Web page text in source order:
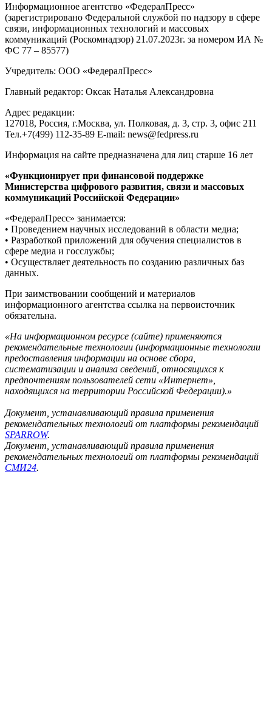
Информационное агентство «ФедералПресс»
(зарегистрировано Федеральной службой по надзору в сфере
связи, информационных технологий и массовых
коммуникаций (Роскомнадзор) 21.07.2023г. за номером ИА №
ФС 77 – 85577)
Учредитель: ООО «ФедералПресс»
Главный редактор: Оксак Наталья Александровна
Адрес редакции:
127018, Россия, г.Москва, ул. Полковая, д. 3, стр. 3, офис 211
Тел.+7(499) 112-35-89 E-mail: news@fedpress.ru
Информация на сайте предназначена для лиц старше 16 лет
«Функционирует при финансовой поддержке
Министерства цифрового развития, связи и массовых
коммуникаций Российской Федерации»
«ФедералПресс» занимается:
• Проведением научных исследований в области медиа;
• Разработкой приложений для обучения специалистов в
сфере медиа и госслужбы;
• Осуществляет деятельность по созданию различных баз
данных.
При заимствовании сообщений и материалов
информационного агентства ссылка на первоисточник
обязательна.
«На информационном ресурсе (сайте) применяются
рекомендательные технологии (информационные технологии
предоставления информации на основе сбора,
систематизации и анализа сведений, относящихся к
предпочтениям пользователей сети «Интернет»,
находящихся на территории Российской Федерации).»
Документ, устанавливающий правила применения
рекомендательных технологий от платформы рекомендаций
SPARROW.
Документ, устанавливающий правила применения
рекомендательных технологий от платформы рекомендаций
СМИ24.